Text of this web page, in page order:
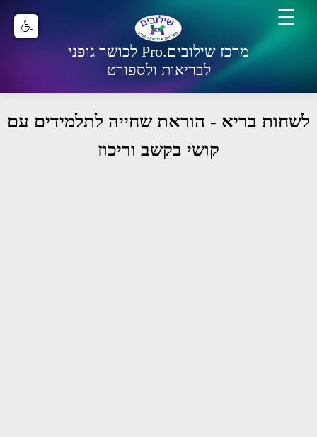
מרכז שילובים.Pro לכושר גופני
לבריאות ולספורט
☰
לשחות בריא - הוראת שחייה לתלמידים עם
קושי בקשב וריכוז